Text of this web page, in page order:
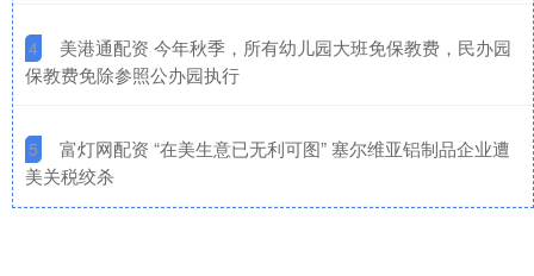
4
​美港通配资 今年秋季，所有幼儿园大班免保教费，民办园
保教费免除参照公办园执行
5
​富灯网配资 “在美生意已无利可图” 塞尔维亚铝制品企业遭
美关税绞杀